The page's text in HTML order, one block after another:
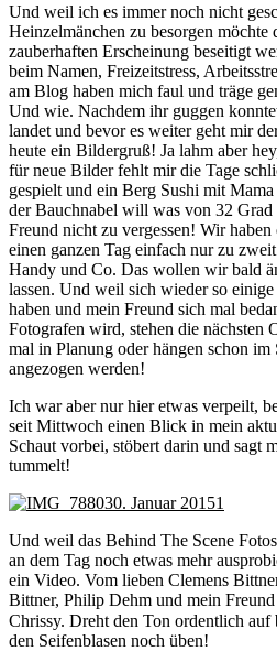
Und weil ich es immer noch nicht
Heinzelmänchen zu besorgen möchte
zauberhaften Erscheinung beseitigt
beim Namen, Freizeitstress,
am Blog haben mich faul und träge
Und wie. Nachdem ihr guggen
landet und bevor es weiter geht mir
heute ein Bildergruß! Ja lahm aber
für neue Bilder fehlt mir die Tage
gespielt und ein Berg Sushi mit
der Bauchnabel will was von 32 Grad
Freund nicht zu vergessen! Wir
einen ganzen Tag einfach nur zu
Handy und Co. Das wollen wir bald
lassen. Und weil sich wieder so
haben und mein Freund sich mal
Fotografen wird, stehen die nächsten
mal in Planung oder hängen schon
angezogen werden!
Ich war aber nur hier etwas verpeilt,
seit Mittwoch einen Blick in mein
Schaut vorbei, stöbert darin und sagt
tummelt!
Und weil das Behind The Scene
an dem Tag noch etwas mehr
ein Video. Vom lieben Clemens
Bittner, Philip Dehm und mein
Chrissy. Dreht den Ton ordentlich
den Seifenblasen noch üben!